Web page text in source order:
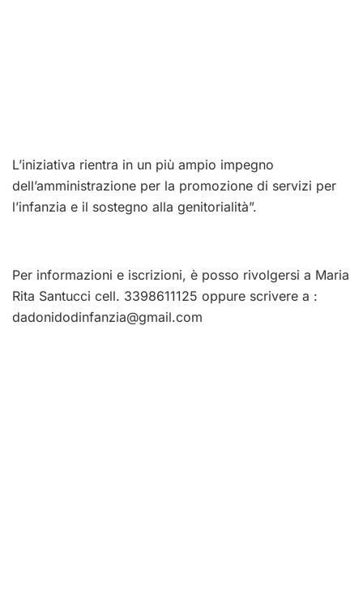
L’iniziativa rientra in un più ampio impegno
dell’amministrazione per la promozione di servizi per
l’infanzia e il sostegno alla genitorialità”.
Per informazioni e iscrizioni, è posso rivolgersi a Maria
Rita Santucci cell. 3398611125 oppure scrivere a :
dadonidodinfanzia@gmail.com